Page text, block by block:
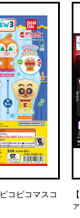
コピコマスコ